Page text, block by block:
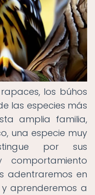
los búhos
las especies más
amplia familia,
una especie muy
por sus
comportamiento
adentraremos en
aprenderemos a